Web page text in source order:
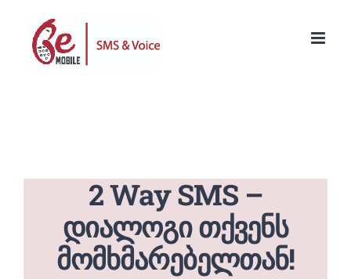
content
2 Way SMS –
დიალოგი თქვენს
მომხმარებელთან!